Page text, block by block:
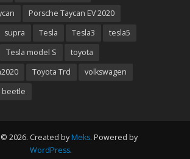
Porsche Taycan EV 2020
supra Tesla Tesla3
tesla5
Tesla model S
toyota
Toyota Trd
volkswagen
beetle
2026. Created by Meks. Powered by
WordPress.